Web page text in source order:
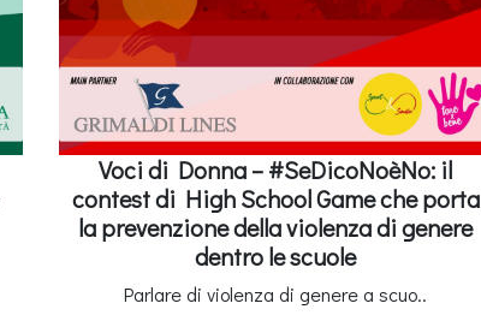
Voci di Donna – #SeDicoNoèNo: il
contest di High School Game che porta
la prevenzione della violenza di genere
dentro le scuole
Parlare di violenza di genere a scuo..